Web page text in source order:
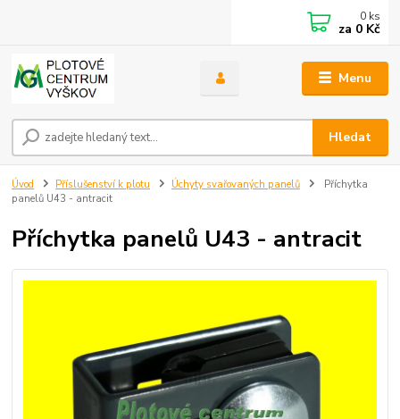
Menu
Hledat
0 ks
za 0 Kč
Úvod Příslušenství k plotu Úchyty svařovaných panelů
Příchytka
panelů U43 - antracit
Příchytka panelů U43 - antracit